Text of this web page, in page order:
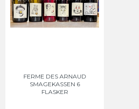
FERME DES ARNAUD
SMAGEKASSEN 6
FLASKER